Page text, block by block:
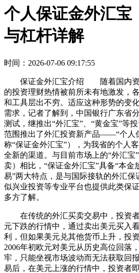
个人保证金外汇宝
与杠杆详解
时间：2026-07-06 09:17:55
保证金外汇宝介绍 随着国内资
的投资理财热情被前所未有地激发，
和工具层出不穷。适应这种形势的变
需求，记者了解到，中国银行广东省
测试，继推出“外汇宝”、“黄金宝”等
范围推出了外汇投资新产品——“个人
称“保证金外汇宝”），为我省的个人
全新的渠道。与目前市场上的“外汇宝
卖）相比，“保证金外汇宝”具备“本金
易”两大特点，是与国际接轨的外汇
似兴业投资等专业平台也提供此类保
多方了解。
在传统的外汇买卖交易中，投资
元下跌的行情中，通过卖出美元买入
利，但如果美元兑其他货币上升，投
2006年初欧元对美元从历史高位回落
牢，只能坐视市场波动而无法获取回
易后，在美元上涨的行情中，投资者